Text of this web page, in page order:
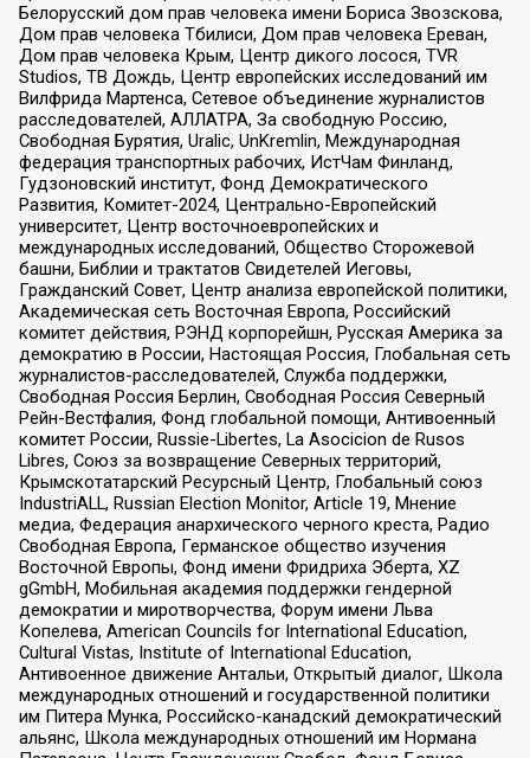
Белорусский дом прав человека имени Бориса Звозскова,
Дом прав человека Тбилиси, Дом прав человека Ереван,
Дом прав человека Крым, Центр дикого лосося, TVR
Studios, ТВ Дождь, Центр европейских исследований им
Вилфрида Мартенса, Сетевое объединение журналистов
расследователей, АЛЛАТРА, За свободную Россию,
Свободная Бурятия, Uralic, UnKremlin, Международная
федерация транспортных рабочих, ИстЧам Финланд,
Гудзоновский институт, Фонд Демократического
Развития, Комитет-2024, Центрально-Европейский
университет, Центр восточноевропейских и
международных исследований, Общество Сторожевой
башни, Библии и трактатов Свидетелей Иеговы,
Гражданский Совет, Центр анализа европейской политики,
Академическая сеть Восточная Европа, Российский
комитет действия, РЭНД корпорейшн, Русская Америка за
демократию в России, Настоящая Россия, Глобальная сеть
журналистов-расследователей, Служба поддержки,
Свободная Россия Берлин, Свободная Россия Северный
Рейн-Вестфалия, Фонд глобальной помощи, Антивоенный
комитет России, Russie-Libertes, La Asocicion de Rusos
Libres, Союз за возвращение Северных территорий,
Крымскотатарский Ресурсный Центр, Глобальный союз
IndustriALL, Russian Election Monitor, Article 19, Мнение
медиа, Федерация анархического черного креста, Радио
Свободная Европа, Германское общество изучения
Восточной Европы, Фонд имени Фридриха Эберта, XZ
gGmbH, Мобильная академия поддержки гендерной
демократии и миротворчества, Форум имени Льва
Копелева, American Councils for International Education,
Cultural Vistas, Institute of International Education,
Антивоенное движение Антальи, Открытый диалог, Школа
международных отношений и государственной политики
им Питера Мунка, Российско-канадский демократический
альянс, Школа международных отношений им Нормана